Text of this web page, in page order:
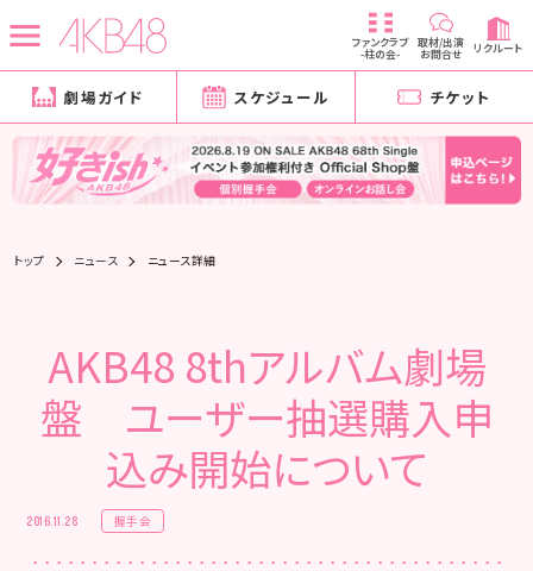
ファンクラブ
-柱の会-
取材/出演
お問合せ リクルート
劇場ガイド スケジュール チケット
トップ ニュース ニュース詳細
AKB48 8thアルバム劇場
盤 ユーザー抽選購入申
込み開始について
2016.11.28 握手会